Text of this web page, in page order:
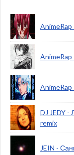
AnimeRap
DJ JEDY -
remix
JEIN -